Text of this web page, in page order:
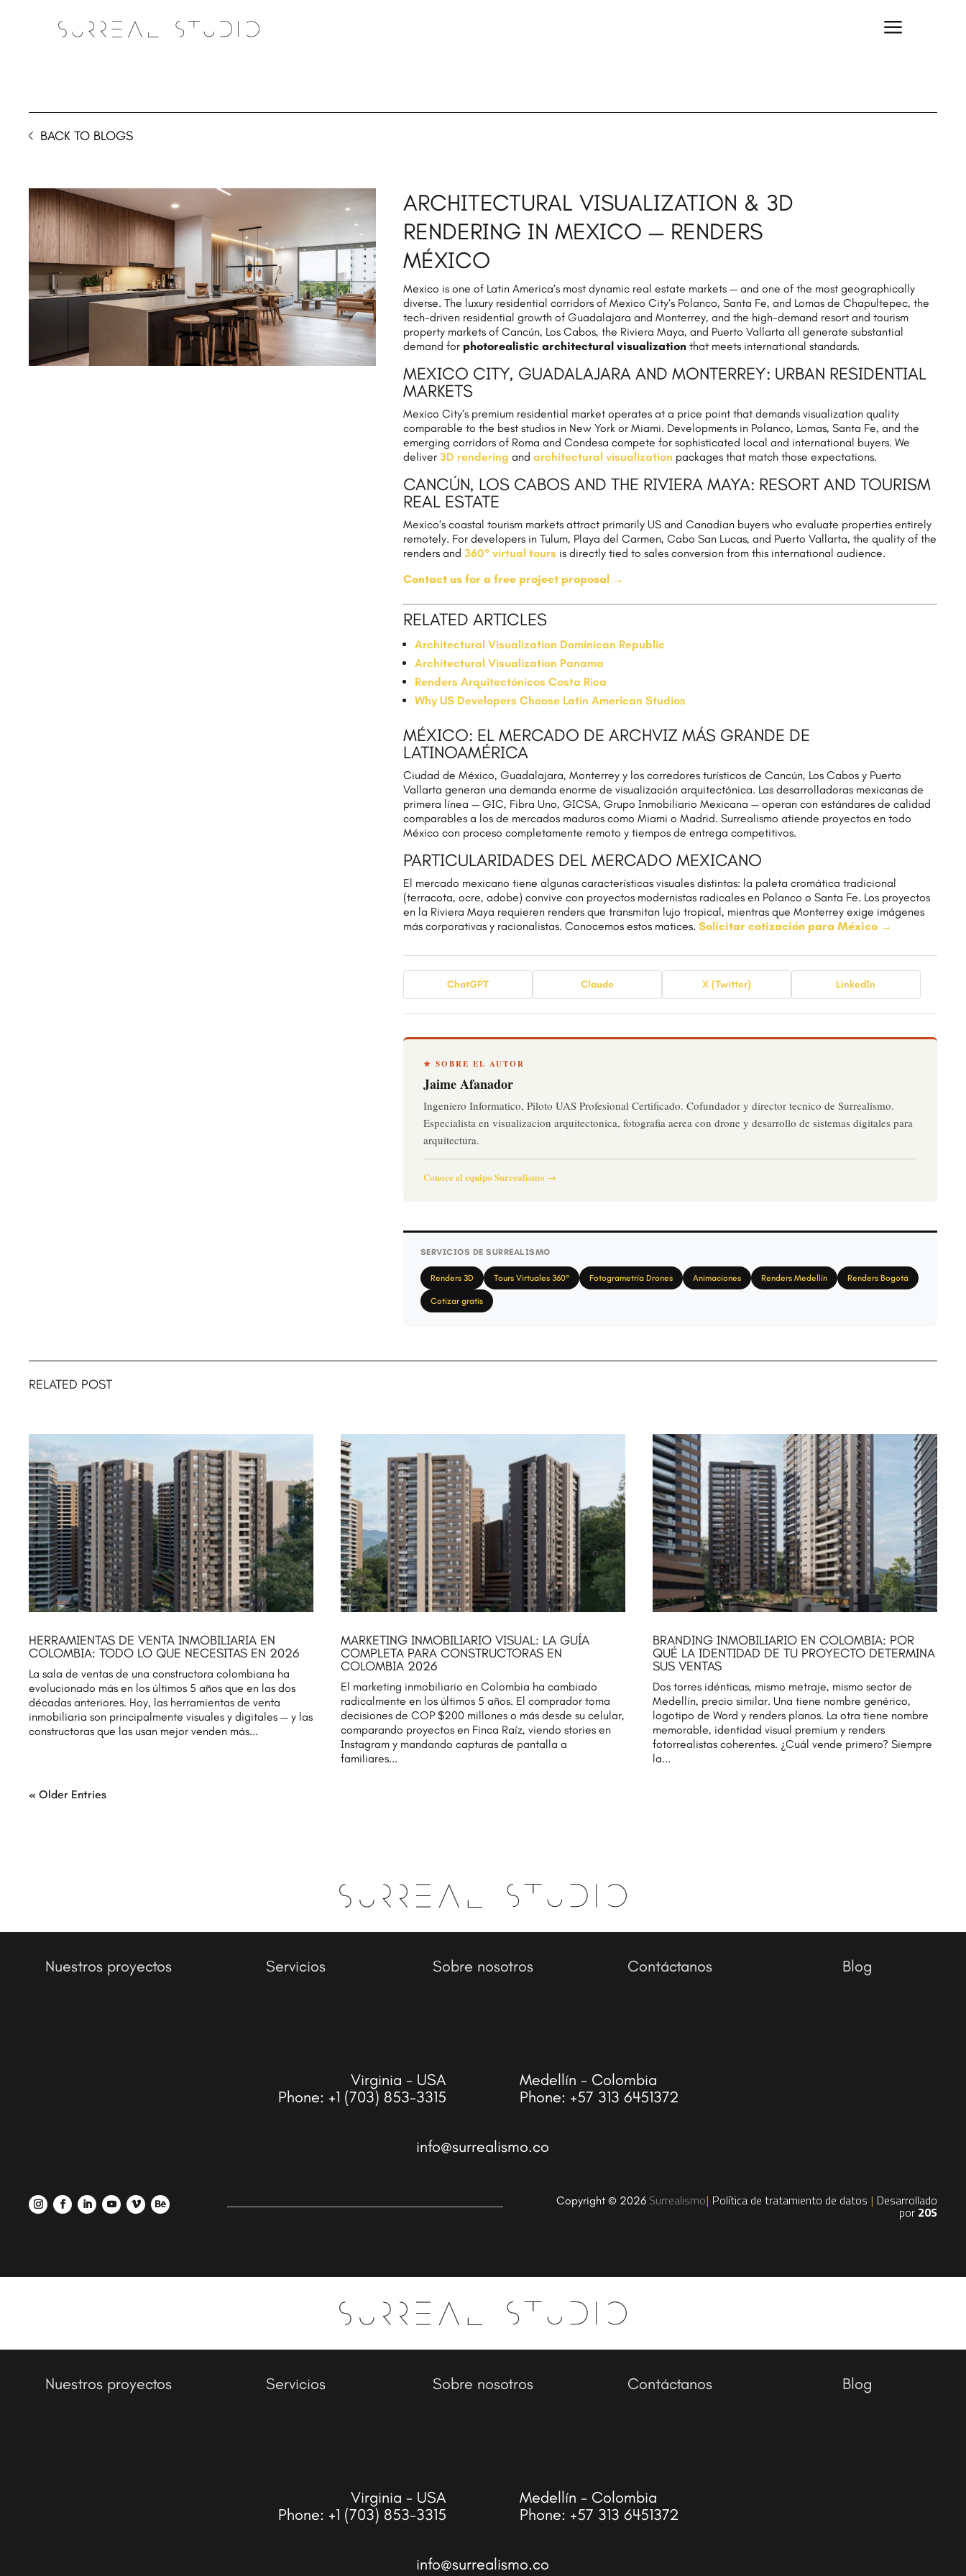
a
BACK TO BLOGS
ARCHITECTURAL VISUALIZATION & 3D
RENDERING IN MEXICO — RENDERS
MÉXICO
Mexico is one of Latin America’s most dynamic real estate markets — and one of the most geographically
diverse. The luxury residential corridors of Mexico City’s Polanco, Santa Fe, and Lomas de Chapultepec, the
tech-driven residential growth of Guadalajara and Monterrey, and the high-demand resort and tourism
property markets of Cancún, Los Cabos, the Riviera Maya, and Puerto Vallarta all generate substantial
demand for photorealistic architectural visualizationthat meets international standards.
MEXICO CITY, GUADALAJARA AND MONTERREY: URBAN RESIDENTIAL
MARKETS
Mexico City’s premium residential market operates at a price point that demands visualization quality
comparable to the best studios in New York or Miami. Developments in Polanco, Lomas, Santa Fe, and the
emerging corridors of Roma and Condesa compete for sophisticated local and international buyers. We
deliver 3D rendering and architectural visualization packages that match those expectations.
CANCÚN, LOS CABOS AND THE RIVIERA MAYA: RESORT AND TOURISM
REAL ESTATE
Mexico’s coastal tourism markets attract primarily US and Canadian buyers who evaluate properties entirely
remotely. For developers in Tulum, Playa del Carmen, Cabo San Lucas, and Puerto Vallarta, the quality of the
renders and 360° virtual tours is directly tied to sales conversion from this international audience.
Contact us for a free project proposal →
RELATED ARTICLES
Architectural Visualization Dominican Republic
Architectural Visualization Panama
Renders Arquitectónicos Costa Rica
Why US Developers Choose Latin American Studios
MÉXICO: EL MERCADO DE ARCHVIZ MÁS GRANDE DE
LATINOAMÉRICA
Ciudad de México, Guadalajara, Monterrey y los corredores turísticos de Cancún, Los Cabos y Puerto
Vallarta generan una demanda enorme de visualización arquitectónica. Las desarrolladoras mexicanas de
primera línea — GIC, Fibra Uno, GICSA, Grupo Inmobiliario Mexicana — operan con estándares de calidad
comparables a los de mercados maduros como Miami o Madrid. Surrealismo atiende proyectos en todo
México con proceso completamente remoto y tiempos de entrega competitivos.
PARTICULARIDADES DEL MERCADO MEXICANO
El mercado mexicano tiene algunas características visuales distintas: la paleta cromática tradicional
(terracota, ocre, adobe) convive con proyectos modernistas radicales en Polanco o Santa Fe. Los proyectos
en la Riviera Maya requieren renders que transmitan lujo tropical, mientras que Monterrey exige imágenes
más corporativas y racionalistas. Conocemos estos matices. Solicitar cotización para México →
ChatGPT Claude X (Twitter) LinkedIn
★ SOBRE EL AUTOR
Jaime Afanador
Ingeniero Informatico, Piloto UAS Profesional Certificado. Cofundador y director tecnico de Surrealismo.
Especialista en visualizacion arquitectonica, fotografia aerea con drone y desarrollo de sistemas digitales para
arquitectura.
Conoce el equipo Surrealismo →
SERVICIOS DE SURREALISMO
Renders 3D Tours Virtuales 360° Fotogrametría Drones Animaciones Renders Medellín Renders Bogotá
Cotizar gratis
RELATED POST
HERRAMIENTAS DE VENTA INMOBILIARIA EN
COLOMBIA: TODO LO QUE NECESITAS EN 2026
La sala de ventas de una constructora colombiana ha
evolucionado más en los últimos 5 años que en las dos
décadas anteriores. Hoy, las herramientas de venta
inmobiliaria son principalmente visuales y digitales — y las
constructoras que las usan mejor venden más...
MARKETING INMOBILIARIO VISUAL: LA GUÍA
COMPLETA PARA CONSTRUCTORAS EN
COLOMBIA 2026
El marketing inmobiliario en Colombia ha cambiado
radicalmente en los últimos 5 años. El comprador toma
decisiones de COP $200 millones o más desde su celular,
comparando proyectos en Finca Raíz, viendo stories en
Instagram y mandando capturas de pantalla a
familiares...
BRANDING INMOBILIARIO EN COLOMBIA: POR
QUÉ LA IDENTIDAD DE TU PROYECTO DETERMINA
SUS VENTAS
Dos torres idénticas, mismo metraje, mismo sector de
Medellín, precio similar. Una tiene nombre genérico,
logotipo de Word y renders planos. La otra tiene nombre
memorable, identidad visual premium y renders
fotorrealistas coherentes. ¿Cuál vende primero? Siempre
la...
« Older Entries
Nuestros proyectos Servicios Sobre nosotros Contáctanos Blog
Virginia - USA
Phone: +1 (703) 853-3315
Medellín - Colombia
Phone: +57 313 6451372
info@surrealismo.co
Copyright © 2026 Surrealismo| Política de tratamiento de datos | Desarrollado
por 20S
Nuestros proyectos Servicios Sobre nosotros Contáctanos Blog
Virginia - USA
Phone: +1 (703) 853-3315
Medellín - Colombia
Phone: +57 313 6451372
info@surrealismo.co